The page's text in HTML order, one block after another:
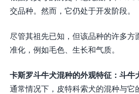
交品种。然而，它仍处于开发阶段。
尽管其祖先已知，但该品种的许多方
准化，例如毛色、生长和气质。
卡斯罗斗牛犬混种的外观特征：斗牛
通常情况下，皮特科索犬的混种与它